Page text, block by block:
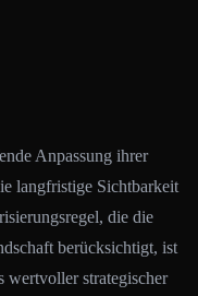
Anpassung ihrer
langfristige Sichtbarkeit
die die
berücksichtigt, ist
wertvoller strategischer